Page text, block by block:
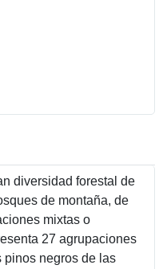
diversidad forestal de
de montaña, de
mixtas o
27 agrupaciones
pinos negros de las